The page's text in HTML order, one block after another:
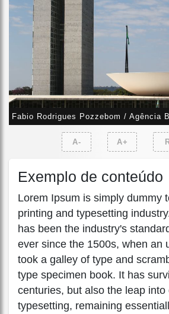
Fabio Rodrigues Pozzebom / Agência
A- A+
Exemplo de conteúdo
Lorem Ipsum is simply dummy
printing and typesetting
has been the industry's
ever since the 1500s, when an
took a galley of type and
type specimen book. It has
centuries, but also the leap into
typesetting, remaining